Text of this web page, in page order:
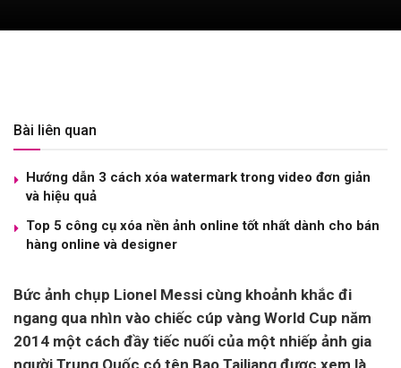
Bài liên quan
Hướng dẫn 3 cách xóa watermark trong video đơn giản
và hiệu quả
Top 5 công cụ xóa nền ảnh online tốt nhất dành cho bán
hàng online và designer
Bức ảnh chụp Lionel Messi cùng khoảnh khắc đi
ngang qua nhìn vào chiếc cúp vàng World Cup năm
2014 một cách đầy tiếc nuối của một nhiếp ảnh gia
người Trung Quốc có tên Bao Tailiang được xem là